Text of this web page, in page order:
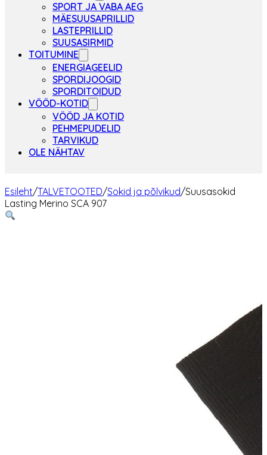
SPORT JA VABA AEG
MÄESUUSAPRILLID
LASTEPRILLID
SUUSASIRMID
TOITUMINE
ENERGIAGEELID
SPORDIJOOGID
SPORDITOIDUD
VÖÖD-KOTID
VÖÖD JA KOTID
PEHMEPUDELID
TARVIKUD
OLE NÄHTAV
Esileht/TALVETOOTED/Sokid ja põlvikud/Suusasokid
Lasting Merino SCA 907